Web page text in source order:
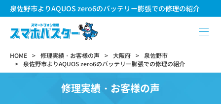
泉佐野市よりAQUOS zero6のバッテリー膨張での修理の紹介
HOME 修理実績・お客様の声 大阪府
泉佐野市
泉佐野市よりAQUOS zero6のバッテリー膨張での修理の紹介
修理実績・お客様の声